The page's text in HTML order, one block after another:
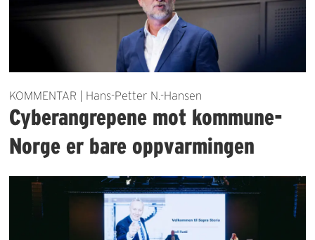
KOMMENTAR | Hans-Petter N.-Hansen
Cyberangrepene mot kommune-
Norge er bare oppvarmingen